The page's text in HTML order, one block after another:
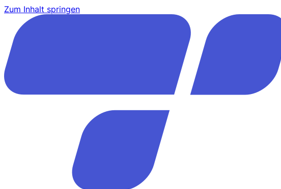
Zum Inhalt springen